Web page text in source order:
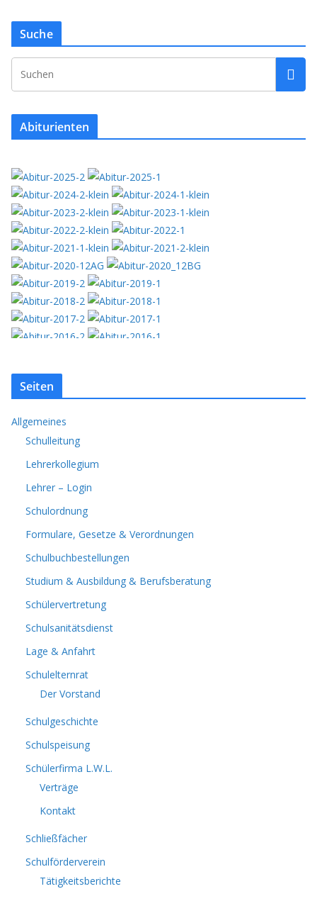
Suche
Abiturienten
Seiten
Allgemeines
Schulleitung
Lehrerkollegium
Lehrer – Login
Schulordnung
Formulare, Gesetze & Verordnungen
Schulbuchbestellungen
Studium & Ausbildung & Berufsberatung
Schülervertretung
Schulsanitätsdienst
Lage & Anfahrt
Schulelternrat
Der Vorstand
Schulgeschichte
Schulspeisung
Schülerfirma L.W.L.
Verträge
Kontakt
Schließfächer
Schulförderverein
Tätigkeitsberichte